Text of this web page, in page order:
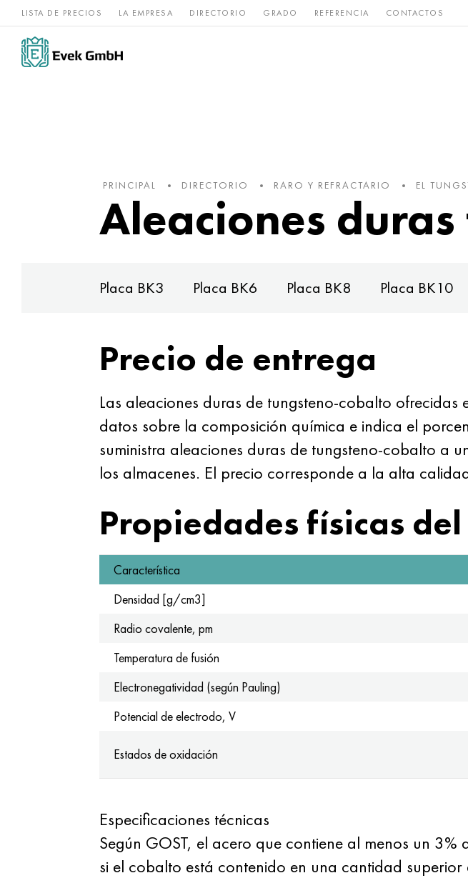
LISTA DE PRECIOS LA EMPRESA DIRECTORIO GRADO REFERENCIA CONTACTOS
Aleaciones de
níquel
acero Raro y
PRINCIPAL DIRECTORIO RARO Y REFRACTARIO EL
Aleaciones
Placa BK3 Placa BK6 Placa BK8 Placa BK10
Precio de entrega
Las aleaciones duras de tungsteno-cobalto
datos sobre la composición química e indica el
suministra aleaciones duras de tungsteno-cobalto a
los almacenes. El precio corresponde a la alta
Propiedades físicas
Característica
Densidad [g/cm3]
Radio covalente, pm
Temperatura de fusión
Electronegatividad (según Pauling)
Potencial de electrodo, V
Estados de oxidación
Especificaciones técnicas
Según GOST, el acero que contiene al menos un
si el cobalto está contenido en una cantidad